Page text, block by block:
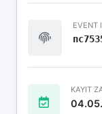
EVENT
KAYIT